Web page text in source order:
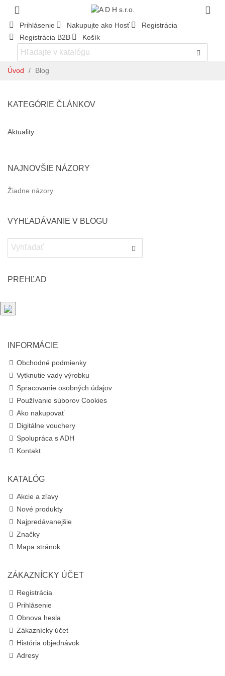
Prihlásenie Nakupujte ako Hosť
Registrácia
Registrácia B2B
Košík
Úvod / Blog
KATEGÓRIE ČLÁNKOV
Aktuality
NAJNOVŠIE NÁZORY
Žiadne názory
VYHĽADÁVANIE V BLOGU
PREHĽAD
INFORMÁCIE
Obchodné podmienky
Vytknutie vady výrobku
Spracovanie osobných údajov
Používanie súborov Cookies
Ako nakupovať
Digitálne vouchery
Spolupráca s ADH
Kontakt
KATALÓG
Akcie a zľavy
Nové produkty
Najpredávanejšie
Značky
Mapa stránok
ZÁKAZNÍCKY ÚČET
Registrácia
Prihlásenie
Obnova hesla
Zákaznícky účet
História objednávok
Adresy